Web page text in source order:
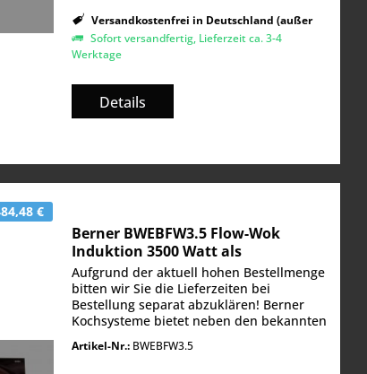
Versandkostenfrei in Deutschland (außer
Inseln)Sofort versandfertig, Lieferzeit ca. 3-4
Werktage
Details
€
Berner BWEBFW3.5 Flow-Wok
Induktion 3500 Watt als
Einbaugerät komplett in
Glaskeramik
Aufgrund der aktuell hohen Bestellmenge
bitten wir Sie die Lieferzeiten bei
Bestellung separat abzuklären! Berner
Kochsysteme bietet neben den bekannten
Edelstahleinfassung auch die
Artikel-Nr.:BWEBFW3.5